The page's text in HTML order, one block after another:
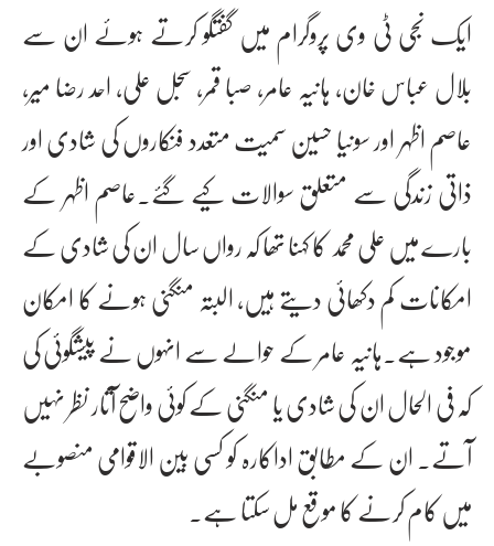
ایک نجی ٹی وی پروگرام میں گفتگو کرتے ہوئے ان سے
بلال عباس خان، ہانیہ عامر، صبا قمر، سجل علی، احد رضا میر،
عاصم اظہر اور سونیا حسین سمیت متعدد فنکاروں کی شادی اور
ذاتی زندگی سے متعلق سوالات کیے گئے۔عاصم اظہر کے
بارے میں علی محمد کا کہنا تھا کہ رواں سال ان کی شادی کے
امکانات کم دکھائی دیتے ہیں، البتہ منگنی ہونے کا امکان
موجود ہے۔ہانیہ عامر کے حوالے سے انہوں نے پیشگوئی کی
کہ فی الحال ان کی شادی یا منگنی کے کوئی واضح آثار نظر نہیں
آتے۔ ان کے مطابق اداکارہ کو کسی بین الاقوامی منصوبے
میں کام کرنے کا موقع مل سکتا ہے۔